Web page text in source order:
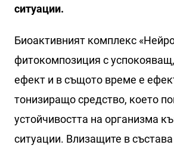
ситуации.
Биоактивният комплекс
фитокомпозиция с
ефект и в същото време е
тонизиращо средство, което
устойчивостта на организма
ситуации. Влизащите в